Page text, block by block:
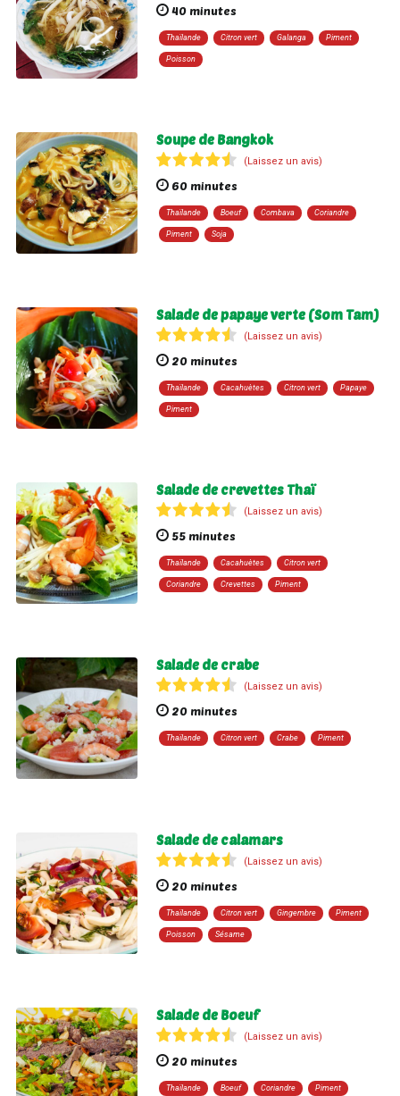
40 minutes
Thaïlande Citron vert Galanga Piment
Poisson
Soupe de Bangkok
(Laissez un avis)
60 minutes
Thaïlande Boeuf Combava Coriandre
Piment Soja
Salade de papaye verte (Som Tam)
(Laissez un avis)
20 minutes
Thaïlande Cacahuètes Citron vert Papaye
Piment
Salade de crevettes Thaï
(Laissez un avis)
55 minutes
Thaïlande Cacahuètes Citron vert
Coriandre Crevettes Piment
Salade de crabe
(Laissez un avis)
20 minutes
Thaïlande Citron vert Crabe Piment
Salade de calamars
(Laissez un avis)
20 minutes
Thaïlande Citron vert Gingembre Piment
Poisson Sésame
Salade de Boeuf
(Laissez un avis)
20 minutes
Thaïlande Boeuf Coriandre Piment